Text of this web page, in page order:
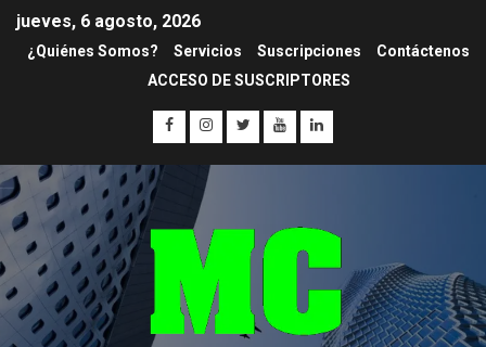
jueves, 6 agosto, 2026
¿Quiénes Somos? Servicios Suscripciones
Contáctenos
ACCESO DE SUSCRIPTORES